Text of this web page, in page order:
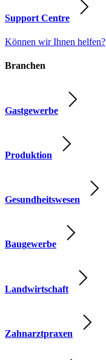
Support Centre
Können wir Ihnen helfen?
Branchen
Gastgewerbe
Produktion
Gesundheitswesen
Baugewerbe
Landwirtschaft
Zahnarztpraxen